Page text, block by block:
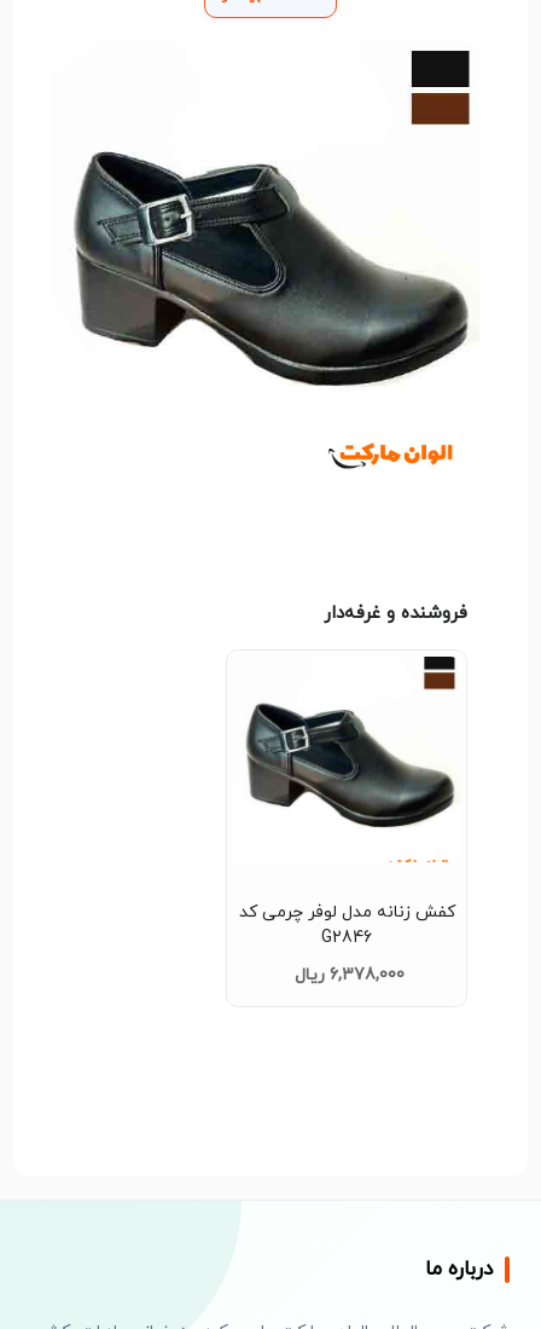
اهمیت انتخاب کفش مناسب
انتخاب کفش در راحتی پا و سبک ظرافت تاثیر زیادی
دارد، بنابراین انتخاب کفشی که ترکیبی از ظرافت و راحتی
باشد بسیار مهم است. انواع کفش های زنانه با طرح های
مدرن و با کیفیت بالا و مطابق با هر سلیقه و نیازی در
اگر به دنبال محصولات دیگری هستید، می توانید بازار
الوان را مرور کنید که در آن دسته بندی های مختلفی از
جمله:
✔ مد و روند
✔ محصولات زیبایی و مراقبت شخصی
✔ عطر و بخور
✔ لوازم خانگی
فروشنده و غرفه‌دار
کفش زنانه مدل لوفر چرمی کد
G2846
6,378,000 ریال
درباره ما